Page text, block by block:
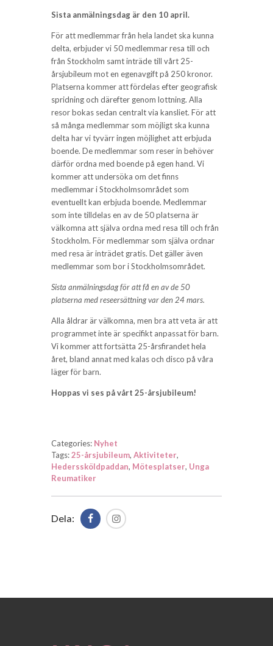
Sista anmälningsdag är den 10 april.
För att medlemmar från hela landet ska kunna
delta, erbjuder vi 50 medlemmar resa till och
från Stockholm samt inträde till vårt 25-
årsjubileum mot en egenavgift på 250 kronor.
Platserna kommer att fördelas efter geografisk
spridning och därefter genom lottning. Alla
resor bokas sedan centralt via kansliet. För att
så många medlemmar som möjligt ska kunna
delta har vi tyvärr ingen möjlighet att erbjuda
boende. De medlemmar som reser in behöver
därför ordna med boende på egen hand. Vi
kommer att undersöka om det finns
medlemmar i Stockholmsområdet som
eventuellt kan erbjuda boende. Medlemmar
som inte tilldelas en av de 50 platserna är
välkomna att själva ordna med resa till och från
Stockholm. För medlemmar som själva ordnar
med resa är inträdet gratis. Det gäller även
medlemmar som bor i Stockholmsområdet.
Sista anmälningsdag för att få en av de 50
platserna med reseersättning var den 24 mars.
Alla åldrar är välkomna, men bra att veta är att
programmet inte är specifikt anpassat för barn.
Vi kommer att fortsätta 25-årsfirandet hela
året, bland annat med kalas och disco på våra
läger för barn.
Hoppas vi ses på vårt 25-årsjubileum!
Categories: Nyhet
Tags:25-årsjubileum, Aktiviteter,
Hederssköldpaddan, Mötesplatser, Unga
Reumatiker
Dela: